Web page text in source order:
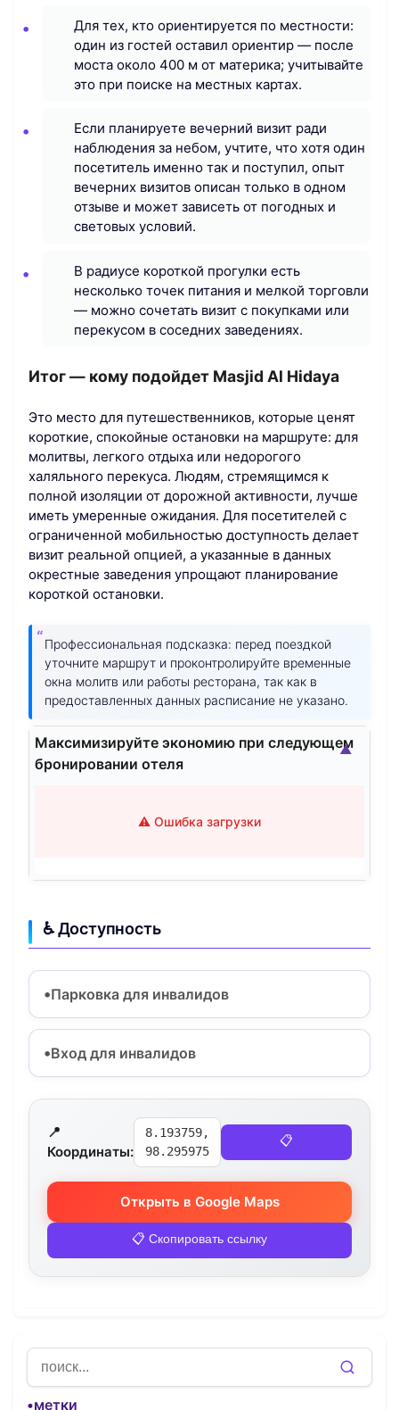
Для тех, кто ориентируется по местности:
один из гостей оставил ориентир — после
моста около 400 м от материка; учитывайте
это при поиске на местных картах.
Если планируете вечерний визит ради
наблюдения за небом, учтите, что хотя один
посетитель именно так и поступил, опыт
вечерних визитов описан только в одном
отзыве и может зависеть от погодных и
световых условий.
В радиусе короткой прогулки есть
несколько точек питания и мелкой торговли
— можно сочетать визит с покупками или
перекусом в соседних заведениях.
Итог — кому подойдет Masjid Al Hidaya
Это место для путешественников, которые ценят
короткие, спокойные остановки на маршруте: для
молитвы, легкого отдыха или недорогого
халяльного перекуса. Людям, стремящимся к
полной изоляции от дорожной активности, лучше
иметь умеренные ожидания. Для посетителей с
ограниченной мобильностью доступность делает
визит реальной опцией, а указанные в данных
окрестные заведения упрощают планирование
короткой остановки.
Профессиональная подсказка: перед поездкой
уточните маршрут и проконтролируйте временные
окна молитв или работы ресторана, так как в
предоставленных данных расписание не указано.
Максимизируйте экономию при следующем
бронировании отеля
⚠️ Ошибка загрузки
▲
♿ Доступность
Парковка для инвалидов
Вход для инвалидов
📍
Координаты:
8.193759,
98.295975
📋
Открыть в Google Maps
📋 Скопировать ссылку
•метки